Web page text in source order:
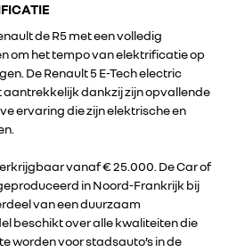
de R5 met een volledig
om het tempo van elektrificatie op
De Renault 5 E-Tech electric
dankzij zijn opvallende
ervaring die zijn elektrische en
vanaf € 25.000. De Car of
in Noord-Frankrijk bij
van een duurzaam
beschikt over alle kwaliteiten die
worden voor stadsauto’s in de